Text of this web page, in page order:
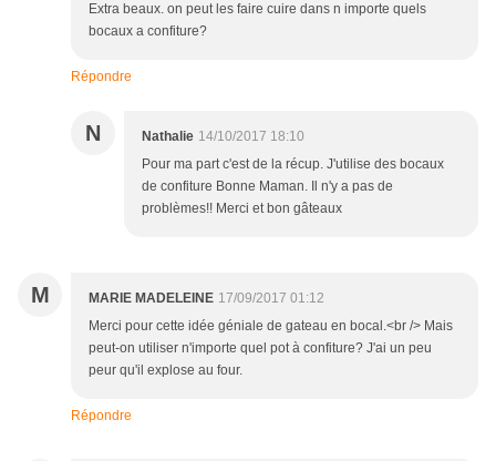
Extra beaux. on peut les faire cuire dans n importe quels
bocaux a confiture?
Répondre
N Nathalie 14/10/2017 18:10
Pour ma part c'est de la récup. J'utilise des bocaux
de confiture Bonne Maman. Il n'y a pas de
problèmes!! Merci et bon gâteaux
M MARIE MADELEINE 17/09/2017 01:12
Merci pour cette idée géniale de gateau en bocal.<br /> Mais
peut-on utiliser n'importe quel pot à confiture? J'ai un peu
peur qu'il explose au four.
Répondre